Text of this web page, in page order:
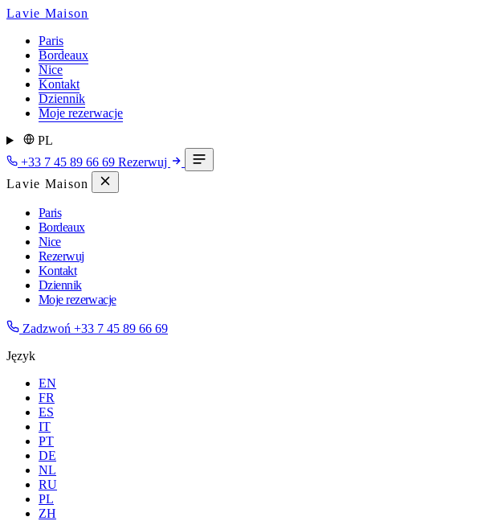
Lavie Maison
Paris
Bordeaux
Nice
Kontakt
Dziennik
Moje rezerwacje
PL
+33 7 45 89 66 69 Rezerwuj
Lavie Maison
Paris
Bordeaux
Nice
Rezerwuj
Kontakt
Dziennik
Moje rezerwacje
Zadzwoń +33 7 45 89 66 69
Język
EN
FR
ES
IT
PT
DE
NL
RU
PL
ZH
Gdzie Wszystkie